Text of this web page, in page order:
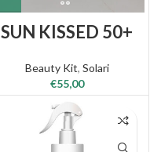
SUN KISSED 50+
Beauty Kit, Solari
€55,00